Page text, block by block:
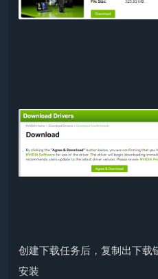
创建下载任务后，复制出下载
安装